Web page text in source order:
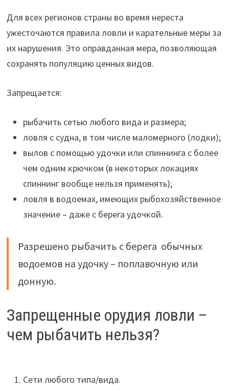
Для всех регионов страны во время нереста
ужесточаются правила ловли и карательные меры за
их нарушения. Это оправданная мера, позволяющая
сохранять популяцию ценных видов.
Запрещается:
рыбачить сетью любого вида и размера;
ловля с судна, в том числе маломерного (лодки);
вылов с помощью удочки или спиннинга с более
чем одним крючком (в некоторых локациях
спиннинг вообще нельзя применять);
ловля в водоемах, имеющих рыбохозяйственное
значение – даже с берега удочкой.
Разрешено рыбачить с берега обычных
водоемов на удочку – поплавочную или
донную.
Запрещенные орудия ловли –
чем рыбачить нельзя?
Сети любого типа/вида.